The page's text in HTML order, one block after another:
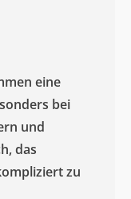
eine
bei
und
das
zu